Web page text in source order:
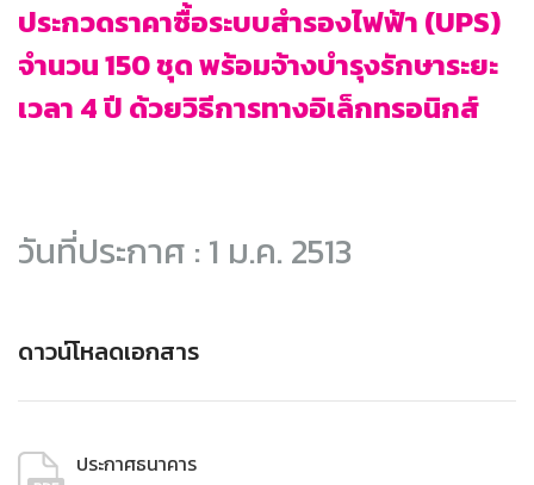
ประกวดราคาซื้อระบบสำรองไฟฟ้า (UPS)
จำนวน 150 ชุด พร้อมจ้างบำรุงรักษาระยะ
เวลา 4 ปี ด้วยวิธีการทางอิเล็กทรอนิกส์
วันที่ประกาศ : 1 ม.ค. 2513
ดาวน์โหลดเอกสาร
ประกาศธนาคาร